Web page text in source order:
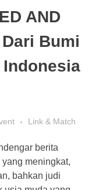
AND
Dari Bumi
Link & Match
berita
meningkat,
bahkan judi